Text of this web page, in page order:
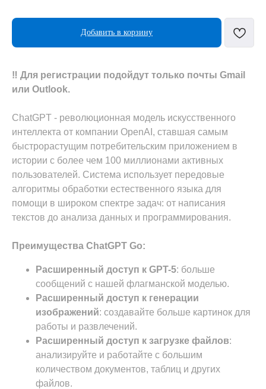
Добавить в корзину
‼️ Для регистрации подойдут только почты Gmail
или Outlook.
ChatGPT - революционная модель искусственного
интеллекта от компании OpenAI, ставшая самым
быстрорастущим потребительским приложением в
истории с более чем 100 миллионами активных
пользователей. Система использует передовые
алгоритмы обработки естественного языка для
помощи в широком спектре задач: от написания
текстов до анализа данных и программирования.
Преимущества ChatGPT Go:
Расширенный доступ к GPT-5: больше
сообщений с нашей флагманской моделью.
Расширенный доступ к генерации
изображений: создавайте больше картинок для
работы и развлечений.
Расширенный доступ к загрузке файлов:
анализируйте и работайте с большим
количеством документов, таблиц и других
файлов.